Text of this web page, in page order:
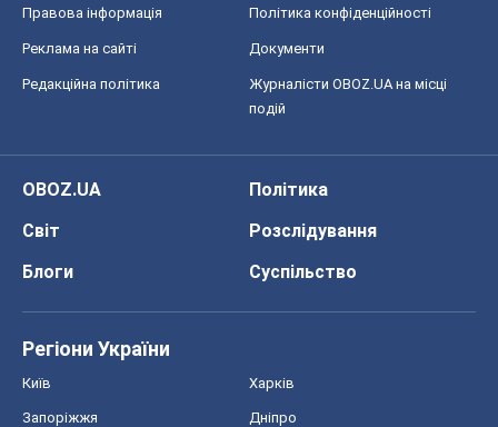
Правова інформація Політика конфіденційності
Реклама на сайті Документи
Редакційна політика
Журналісти OBOZ.UA на місці
подій
OBOZ.UA
Політика
Світ
Розслідування
Блоги
Суспільство
Регіони України
Київ Харків
Запоріжжя Дніпро